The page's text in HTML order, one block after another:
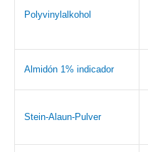
Polyvinylalkohol
Almidón 1% indicador
Stein-Alaun-Pulver